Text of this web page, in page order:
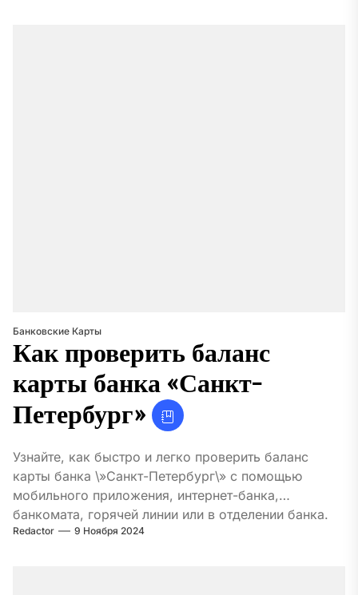
Банковские Карты
Как проверить баланс
карты банка «Санкт-
Петербург»
Узнайте, как быстро и легко проверить баланс
карты банка \»Санкт-Петербург\» с помощью
мобильного приложения, интернет-банка,
банкомата, горячей линии или в отделении банка.
Redactor 9 Ноября 2024